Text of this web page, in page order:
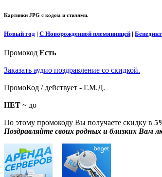
Картинки JPG с кодом и стилями.
Новый год | С Новорожденной племянницей |
Промокод Есть
Заказать аудио поздравление со скидкой.
ПромоКод / действует - Г.М.Д.
НЕТ ~ до
По этому промокоду Вы получаете скидку в
Поздравляйте своих родных и близких Вам